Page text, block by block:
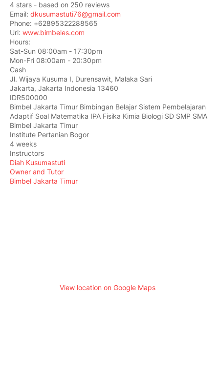
4 stars - based on 250 reviews
Email: dkusumastuti76@gmail.com
Phone: +62895322288565
Url: www.bimbeles.com
Hours:
Sat-Sun 08:00am - 17:30pm
Mon-Fri 08:00am - 20:30pm
Cash
Jl. Wijaya Kusuma I, Durensawit, Malaka Sari
Jakarta, Jakarta Indonesia 13460
IDR500000
Bimbel Jakarta Timur Bimbingan Belajar Sistem Pembelajaran
Adaptif Soal Matematika IPA Fisika Kimia Biologi SD SMP SMA
Bimbel Jakarta Timur
Institute Pertanian Bogor
4 weeks
Instructors
Diah Kusumastuti
Owner and Tutor
Bimbel Jakarta Timur
View location on Google Maps